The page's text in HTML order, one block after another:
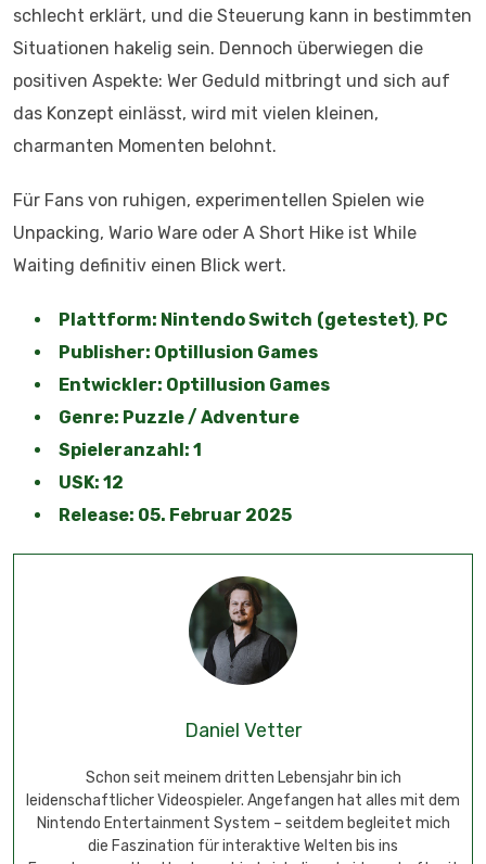
schlecht erklärt, und die Steuerung kann in bestimmten
Situationen hakelig sein. Dennoch überwiegen die
positiven Aspekte: Wer Geduld mitbringt und sich auf
das Konzept einlässt, wird mit vielen kleinen,
charmanten Momenten belohnt.
Für Fans von ruhigen, experimentellen Spielen wie
Unpacking, Wario Ware oder A Short Hike ist While
Waiting definitiv einen Blick wert.
Plattform: Nintendo Switch (getestet), PC
Publisher: Optillusion Games
Entwickler: Optillusion Games
Genre: Puzzle / Adventure
Spieleranzahl: 1
USK: 12
Release: 05. Februar 2025
Daniel Vetter
Schon seit meinem dritten Lebensjahr bin ich
leidenschaftlicher Videospieler. Angefangen hat alles mit dem
Nintendo Entertainment System – seitdem begleitet mich
die Faszination für interaktive Welten bis ins